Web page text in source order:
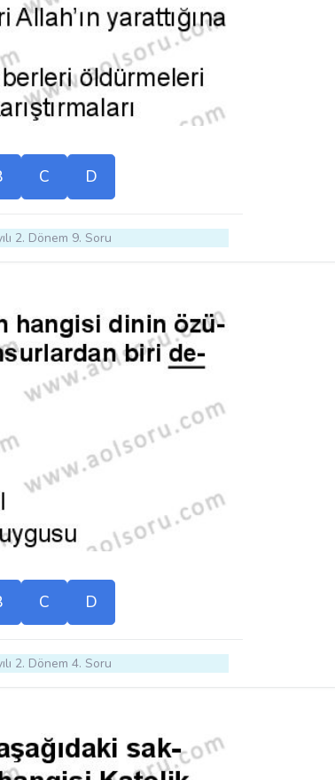
C D
2. Dönem 9. Soru
C D
2. Dönem 4. Soru